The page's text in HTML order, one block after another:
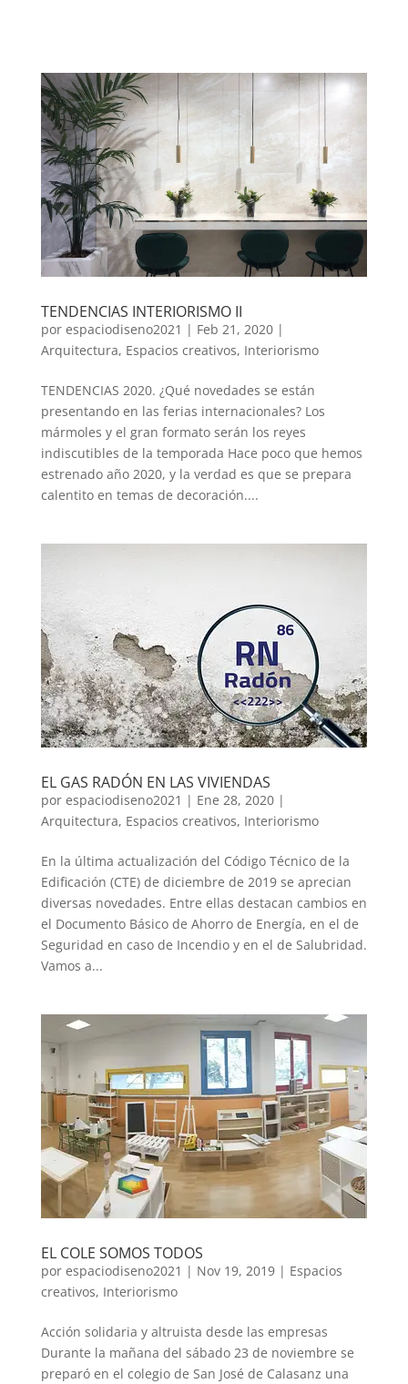
TENDENCIAS INTERIORISMO II
por espaciodiseno2021 | Feb 21, 2020|
Arquitectura, Espacios creativos, Interiorismo
TENDENCIAS 2020. ¿Qué novedades se están
presentando en las ferias internacionales? Los
mármoles y el gran formato serán los reyes
indiscutibles de la temporada Hace poco que hemos
estrenado año 2020, y la verdad es que se prepara
calentito en temas de decoración....
EL GAS RADÓN EN LAS VIVIENDAS
por espaciodiseno2021 | Ene 28, 2020|
Arquitectura, Espacios creativos, Interiorismo
En la última actualización del Código Técnico de la
Edificación (CTE) de diciembre de 2019 se aprecian
diversas novedades. Entre ellas destacan cambios en
el Documento Básico de Ahorro de Energía, en el de
Seguridad en caso de Incendio y en el de Salubridad.
Vamos a...
EL COLE SOMOS TODOS
por espaciodiseno2021 | Nov 19, 2019| Espacios
creativos, Interiorismo
Acción solidaria y altruista desde las empresas
Durante la mañana del sábado 23 de noviembre se
preparó en el colegio de San José de Calasanz una